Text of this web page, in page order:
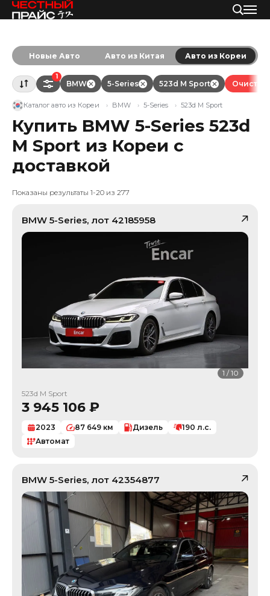
Новые Авто Авто из Китая Авто из Кореи
1
BMW 5-Series 523d M Sport
Каталог авто из Кореи BMW 5-Series 523d M Sport
Купить BMW 5-Series 523d
M Sport из Кореи с
доставкой
Показаны результаты 1-20 из 277
BMW 5-Series, лот 42185958
1 /10
523d M Sport
3 945 106 ₽
2023 87 649 км Дизель 190 л.с.
Автомат
BMW 5-Series, лот 42354877